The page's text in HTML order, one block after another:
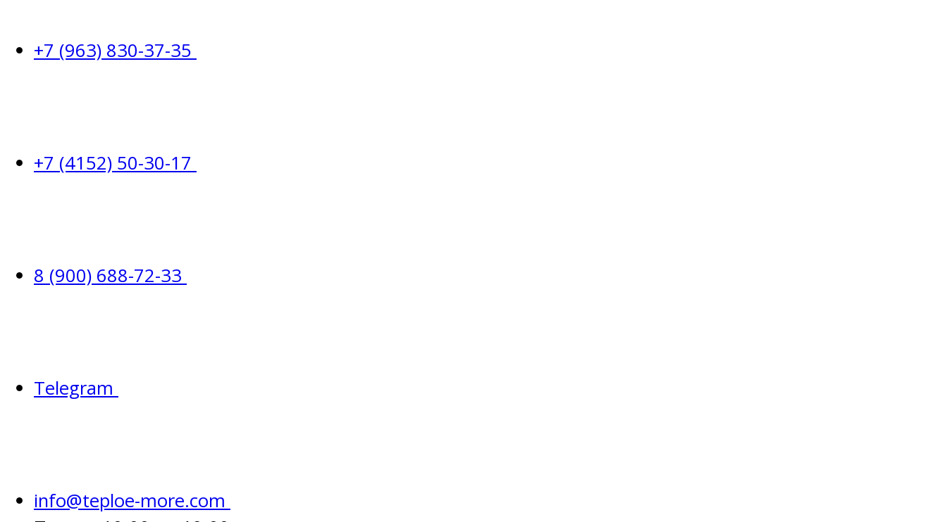
+7 (963) 830-37-35
+7 (4152) 50-30-17
8 (900) 688-72-33
Telegram
info@teploe-more.com